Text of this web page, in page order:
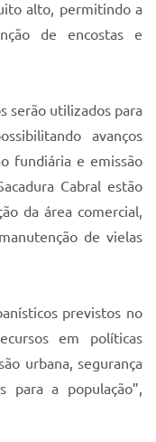
alto, permitindo a
de encostas e
serão utilizados para
avanços
fundiária e emissão
Cabral estão
da área comercial,
de vielas
previstos no
em políticas
urbana, segurança
para a população”,